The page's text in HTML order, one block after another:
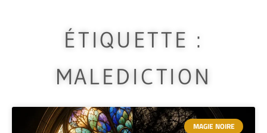
ÉTIQUETTE :
MALEDICTION
MAGIE NOIRE